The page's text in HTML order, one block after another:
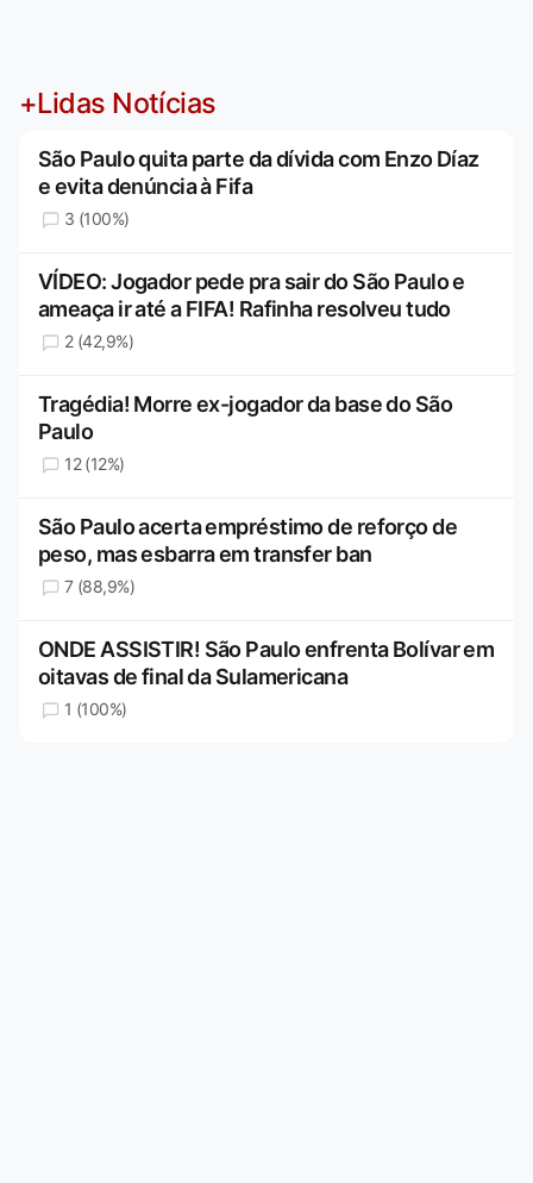
+Lidas Notícias
São Paulo quita parte da dívida com Enzo Díaz
e evita denúncia à Fifa
3 (100%)
VÍDEO: Jogador pede pra sair do São Paulo e
ameaça ir até a FIFA! Rafinha resolveu tudo
2 (42,9%)
Tragédia! Morre ex-jogador da base do São
Paulo
12 (12%)
São Paulo acerta empréstimo de reforço de
peso, mas esbarra em transfer ban
7 (88,9%)
ONDE ASSISTIR! São Paulo enfrenta Bolívar em
oitavas de final da Sulamericana
1 (100%)